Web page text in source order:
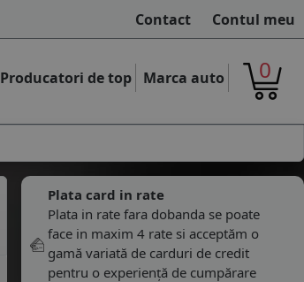
Contact Contul meu
Producatori de top Marca auto 0
Plata card in rate
Plata in rate fara dobanda se poate
face in maxim 4 rate si acceptăm o
gamă variată de carduri de credit
pentru o experiență de cumpărare